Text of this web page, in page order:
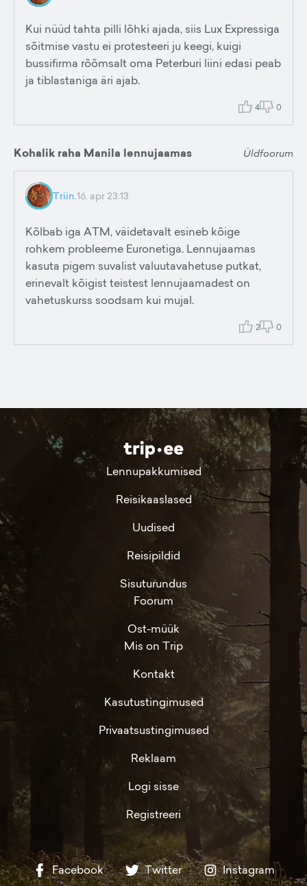
Kui nüüd tahta pilli lõhki ajada, siis Lux Expressiga
sõitmise vastu ei protesteeri ju keegi, kuigi
bussifirma rõõmsalt oma Peterburi liini edasi peab
ja tiblastaniga äri ajab.
4 0
Kohalik raha Manila lennujaamas Üldfoorum
Triin.16. apr 23:13
Kõlbab iga ATM, väidetavalt esineb kõige
rohkem probleeme Euronetiga. Lennujaamas
kasuta pigem suvalist valuutavahetuse putkat,
erinevalt kõigist teistest lennujaamadest on
vahetuskurss soodsam kui mujal.
2 0
Lennupakkumised
Reisikaaslased
Uudised
Reisipildid
Sisuturundus
Foorum
Ost-müük
Mis on Trip
Kontakt
Kasutustingimused
Privaatsustingimused
Reklaam
Logi sisse
Registreeri
Facebook Twitter Instagram